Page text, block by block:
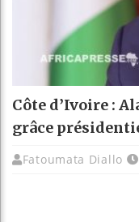
Côte d’Ivoire :
grâce
Fatoumata Diallo